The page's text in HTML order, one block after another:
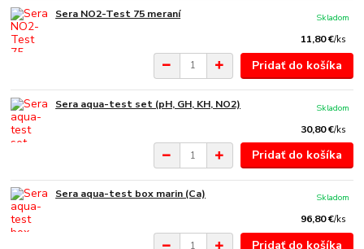
Sera NO2-Test 75 meraní
11,80 €/ks
Skladom
Pridať do košíka
Sera aqua-test set (pH, GH, KH, NO2)
30,80 €/ks
Skladom
Pridať do košíka
Sera aqua-test box marin (Ca)
96,80 €/ks
Skladom
Pridať do košíka